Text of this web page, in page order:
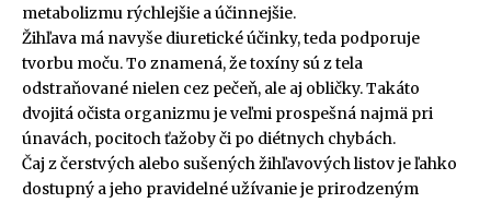
metabolizmu rýchlejšie a účinnejšie.
Žihľava má navyše diuretické účinky, teda podporuje
tvorbu moču. To znamená, že toxíny sú z tela
odstraňované nielen cez pečeň, ale aj obličky. Takáto
dvojitá očista organizmu je veľmi prospešná najmä pri
únavách, pocitoch ťažoby či po diétnych chybách.
Čaj z čerstvých alebo sušených žihľavových listov je ľahko
dostupný a jeho pravidelné užívanie je prirodzeným